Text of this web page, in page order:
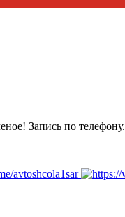
Запись по телефону.